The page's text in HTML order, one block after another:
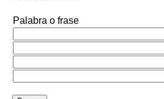
Palabra o frase